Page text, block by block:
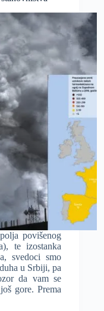
povišenog
te izostanka
svedoci smo
u Srbiji, pa
da vam se
gore. Prema